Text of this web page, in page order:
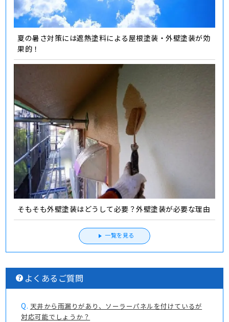
夏の暑さ対策には遮熱塗料による屋根塗装・外壁塗装が効
果的！
そもそも外壁塗装はどうして必要？外壁塗装が必要な理由
一覧を見る
よくあるご質問
Q. 天井から雨漏りがあり、ソーラーパネルを付けているが
対応可能でしょうか？